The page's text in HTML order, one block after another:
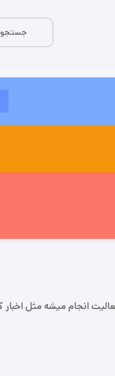
جستجو
انجام میشه مثل